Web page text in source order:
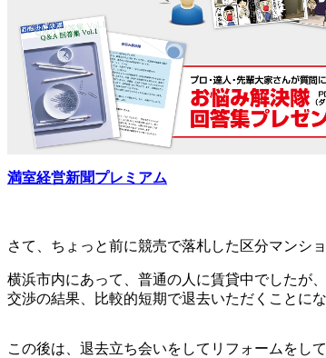
満室経営新聞プレミアム
さて、ちょっと前に競売で落札した区分マンショ
横浜市内にあって、普通の人に賃貸中でしたが、
交渉の結果、比較的短期で退去いただくことにな
この後は、退去立ち会いをしてリフォームをして